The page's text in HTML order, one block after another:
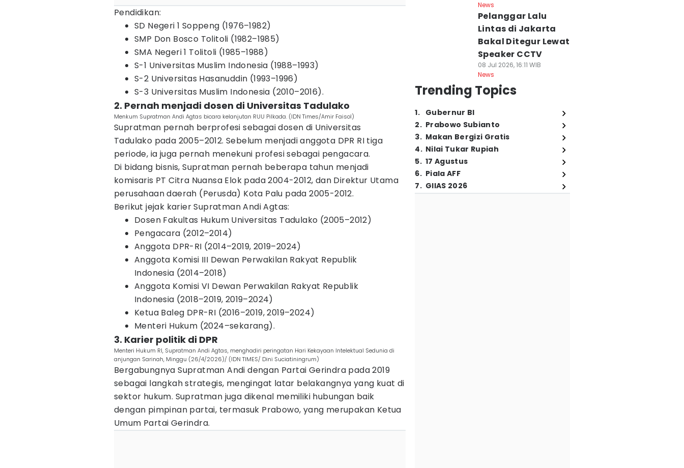
Pendidikan:
SD Negeri 1 Soppeng (1976–1982)
SMP Don Bosco Tolitoli (1982–1985)
SMA Negeri 1 Tolitoli (1985–1988)
S-1 Universitas Muslim Indonesia (1988–1993)
S-2 Universitas Hasanuddin (1993–1996)
S-3 Universitas Muslim Indonesia (2010–2016).
2. Pernah menjadi dosen di Universitas Tadulako
Menkum Supratman Andi Agtas bicara kelanjutan RUU Pilkada. (IDN Times/Amir Faisol)
Supratman pernah berprofesi sebagai dosen di Universitas
Tadulako pada 2005–2012. Sebelum menjadi anggota DPR RI tiga
periode, ia juga pernah menekuni profesi sebagai pengacara.
Di bidang bisnis, Supratman pernah beberapa tahun menjadi
komisaris PT Citra Nuansa Elok pada 2004-2012, dan Direktur Utama
perusahaan daerah (Perusda) Kota Palu pada 2005-2012.
Berikut jejak karier Supratman Andi Agtas:
Dosen Fakultas Hukum Universitas Tadulako (2005–2012)
Pengacara (2012–2014)
Anggota DPR-RI (2014–2019, 2019–2024)
Anggota Komisi III Dewan Perwakilan Rakyat Republik
Indonesia (2014–2018)
Anggota Komisi VI Dewan Perwakilan Rakyat Republik
Indonesia (2018–2019, 2019–2024)
Ketua Baleg DPR-RI (2016–2019, 2019–2024)
Menteri Hukum (2024–sekarang).
3. Karier politik di DPR
Menteri Hukum RI, Supratman Andi Agtas, menghadiri peringatan Hari Kekayaan Intelektual Sedunia di
anjungan Sarinah, Minggu (26/4/2026)/ (IDN TIMES/ Dini Suciatiningrum)
Bergabungnya Supratman Andi dengan Partai Gerindra pada 2019
sebagai langkah strategis, mengingat latar belakangnya yang kuat di
sektor hukum. Supratman juga dikenal memiliki hubungan baik
dengan pimpinan partai, termasuk Prabowo, yang merupakan Ketua
Umum Partai Gerindra.
News
Pelanggar Lalu
Lintas di Jakarta
Bakal Ditegur Lewat
Speaker CCTV
08 Jul 2026, 16:11 WIB
News
Trending Topics
1. Gubernur BI
2. Prabowo Subianto
3. Makan Bergizi Gratis
4. Nilai Tukar Rupiah
5. 17 Agustus
6. Piala AFF
7. GIIAS 2026